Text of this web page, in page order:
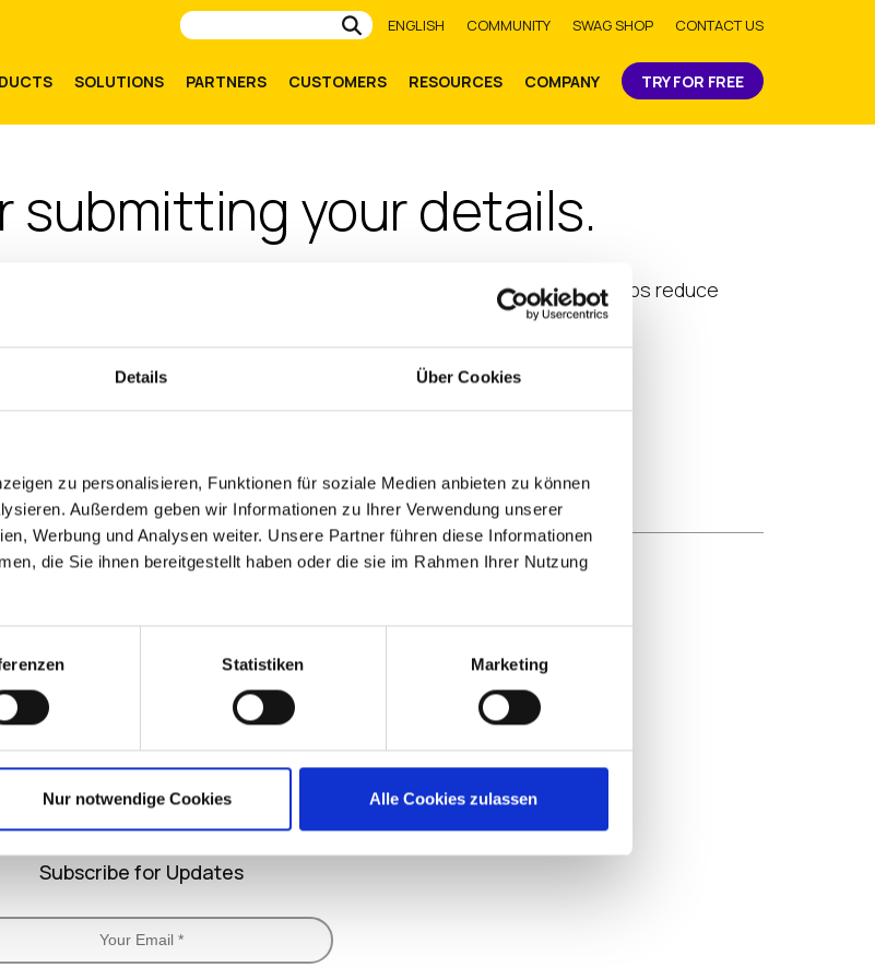
Details Über Cookies
zu personalisieren, Funktionen für soziale Medien anbieten zu können
Außerdem geben wir Informationen zu Ihrer Verwendung unserer
Werbung und Analysen weiter. Unsere Partner führen diese Informationen
die Sie ihnen bereitgestellt haben oder die sie im Rahmen Ihrer Nutzung
Statistiken Marketing
Nur notwendige Cookies Alle Cookies zulassen
Submit
ENGLISH COMMUNITY SWAG SHOP CONTACT US
SOLUTIONS PARTNERS CUSTOMERS RESOURCES COMPANY TRY FOR FREE
submitting your details.
cost savings and efficiency gains with IGEL. Discover how IGEL helps reduce
UNLOCKING ENDPOINT ROI WITH IGEL WHITEPAPER
X
Twitter)
YouTubeFacebookRSS Slack
Subscribe for Updates